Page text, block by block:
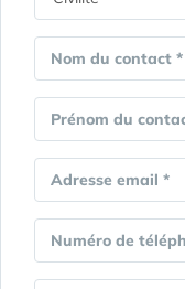
Nom du contact *
Prénom du
Adresse email *
Numéro de